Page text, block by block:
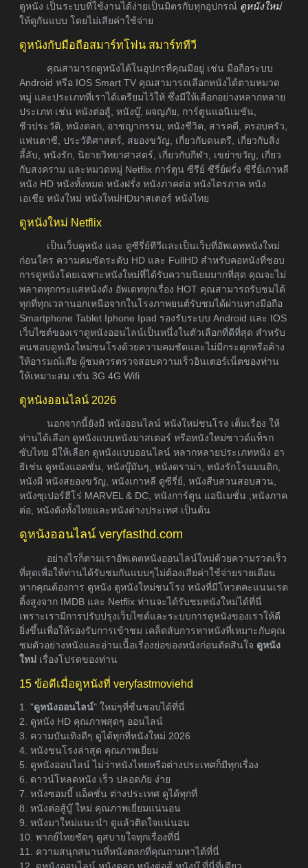
ดูหนัง เป็นระบบที่ใช้งานได้ง่ายเป็นมิตรกับทุกอุปกรณ์ ดูหนังใหม่
ให้ดูกันแบบ โดยไม่เสียค่าใช้จ่าย
ดูหนังกับมือถือสมาร์ทโฟน สมาร์ททีวี
คุณสามารถดูหนังได้ในอุปกรที่คุณมีอยู่ เช่น มือถือระบบ
Android หรือ IOS Smart TV คุณสามารถเลือกหนังได้ตามหมวด
หมู่ และประเภทที่เราได้เตรียมไว้ให้ ซึ่งมีให้เลือกอย่างหลากหลาย
ประเภท เช่น หนังต่อสู้, หนังบู๊, ผจญภัย, การ์ตูนแอนิเมชัน,
ชีวประวัติ, หนังตลก, อาชญากรรม, หนังชีวิต, สารคดี, ครอบครัว,
แฟนตาซี, ประวัติศาสตร์, สยองขวัญ, เกี่ยวกับดนตรี, เกี่ยวกับสิ่ง
ลี้ลับ, หนังรัก, นิยายวิทยาศาสตร์, เกี่ยวกับกีฬา, เขย่าขวัญ, เกี่ยว
กับสงคราม และหมวดหมู่ Netflix การ์ตูน ซีรีย์ ซีรี่ย์ฝรั่ง ซีรี่ย์เกาหลี
หนัง HD หนังทั้งหมด หนังฝรั่ง หนังภาคต่อ หนังไตรภาค หนัง
เอเชีย หนังใหม่ หนังใหม่HDมาสเตอร์ หนังไทย
ดูหนังใหม่ Netflix
เป็นเว็บดูหนัง และ ดูซีรี่ย์ทีวีและเป็นเว็บที่อัพเดทหนังใหม่
ก่อนใคร ความคมชัดระดับ HD และ FullHD สำหรับคอหนังที่ชอบ
การดูหนังโดยเฉพาะหนังใหม่ที่ได้รับความนิยมมากที่สุด คุณจะไม่
พลาดทุกกระแสหนังดัง อัพเดททุกเรื่อง HOT คุณสามารถรับชมได้
ทุกที่ทุกเวลานอกเหนือจากในโรงภาพยนต์รับชมได้ผ่านทางมือถือ
Smartphone Tablet Iphone Ipad รองรับระบบ Android และ IOS
เว็บไซต์ของเราดูหนังออนไลน์เป็นหนึ่งในตัวเลือกที่ดีที่สุด สำหรับ
คนชอบดูหนังใหม่ชนโรงด้วยความคมชัดและไม่มีกระตุกหรือค้าง
ให้อารมณ์เสีย ผู้ชมควรตรวจสอบความเร็วอินเตอร์เน็ตของท่าน
ให้เหมาะสม เช่น 3G 4G Wifi
ดูหนังออนไลน์ 2026
นอกจากนี้ยังมี หนังออนไลน์ หนังใหม่ชนโรง เต็มเรื่อง ให้
ท่านได้เลือก ดูหนังแบบหนังมาสเตอร์ หรือหนังใหม่ซาวด์แท็รก
ซับไทย มีให้เลือก ดูหนังแบบออนไลน์ หลากหลายประเภทหนัง อา
ธิเช่น ดูหนังแอคชั่น, หนังบู๊มันๆ, หนังดราม่า, หนังรักโรแมนติก,
หนังผี หนังสยองขวัญ, หนังเกาหลี ดูซีรี่ย์, หนังสืบสวนสอบสวน,
หนังซุเปอร์ฮีโร่ MARVEL & DC, หนังการ์ตูน แอนิเมชั่น ,หนังภาค
ต่อ, หนังดังทั้งไทยและหนังต่างประเทศ เป็นต้น
ดูหนังออนไลน์ veryfasthd.com
อย่างไรก็ตามเราอัพเดตหนังออนไลน์ใหม่ด้วยความรวดเร็ว
ที่สุดเพื่อให้ท่านได้รับชมกันแบบๆไม่ต้องเสียค่าใช้จ่ายรายเดือน
หากคุณต้องการ ดูหนัง ดูหนังใหม่ชนโรง หนังที่มีโหวตคะแนนเรต
ติ้งสูงจาก IMDB และ Netflix ท่านจะได้รับชมหนังใหม่ได้ที่นี่
เพราะเรามีการปรับปรุงเว็บไซต์และระบบการดูหนังของเราให้ดี
ยิ่งขึ้นเพื่อให้รองรับการเข้าชม เคล็ดลับการหาหนังที่เหมาะกับคุณ
ชมตัวอย่างหนังและอ่านเนื้อเรื่องย่อของหนังก่อนตัดสินใจ ดูหนัง
ใหม่ เรื่องโปรดของท่าน
15 ข้อดีเมื่อดูหนังที่ veryfastmoviehd
1. "ดูหนังออนไลน์" ใหม่ๆที่ชื่นชอบได้ที่นี่
2. ดูหนัง HD คุณภาพสุดๆ ออนไลน์
3. ความบันเทิงดีๆ ดูได้ทุกที่หนังใหม่ 2026
4. หนังชนโรงล่าสุด คุณภาพเยี่ยม
5. ดูหนังออนไลน์ ไม่ว่าหนังไทยหรือต่างประเทศก็มีทุกเรื่อง
6. ดาวน์โหลดหนัง เร็ว ปลอดภัย ง่าย
7. หนังซอมบี้ แอ็คชั่น ต่างประเทศ ดูได้ทุกที่
8. หนังต่อสู้บู๊ ใหม่ คุณภาพเยี่ยมแน่นอน
9. หนังมาใหม่แนะนำ ดูแล้วติดใจแน่นอน
10. พากย์ไทยชัดๆ ดูสบายใจทุกเรื่องที่นี่
11. ความสนุกสนานที่หนังตลกที่คุณถามหาได้ที่นี่